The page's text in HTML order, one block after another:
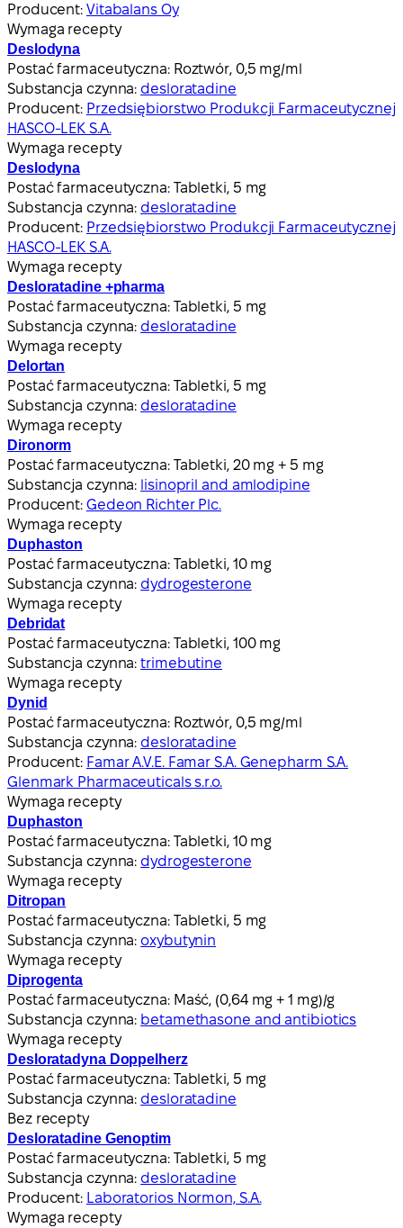
Producent: Vitabalans Oy
Wymaga recepty
Deslodyna
Postać farmaceutyczna: Roztwór, 0,5 mg/ml
Substancja czynna: desloratadine
Producent: Przedsiębiorstwo Produkcji Farmaceutycznej
HASCO-LEK S.A.
Wymaga recepty
Deslodyna
Postać farmaceutyczna: Tabletki, 5 mg
Substancja czynna: desloratadine
Producent: Przedsiębiorstwo Produkcji Farmaceutycznej
HASCO-LEK S.A.
Wymaga recepty
Desloratadine +pharma
Postać farmaceutyczna: Tabletki, 5 mg
Substancja czynna: desloratadine
Wymaga recepty
Delortan
Postać farmaceutyczna: Tabletki, 5 mg
Substancja czynna: desloratadine
Wymaga recepty
Dironorm
Postać farmaceutyczna: Tabletki, 20 mg + 5 mg
Substancja czynna: lisinopril and amlodipine
Producent: Gedeon Richter Plc.
Wymaga recepty
Duphaston
Postać farmaceutyczna: Tabletki, 10 mg
Substancja czynna: dydrogesterone
Wymaga recepty
Debridat
Postać farmaceutyczna: Tabletki, 100 mg
Substancja czynna:trimebutine
Wymaga recepty
Dynid
Postać farmaceutyczna: Roztwór, 0,5 mg/ml
Substancja czynna: desloratadine
Producent: Famar A.V.E. Famar S.A. Genepharm S.A.
Glenmark Pharmaceuticals s.r.o.
Wymaga recepty
Duphaston
Postać farmaceutyczna: Tabletki, 10 mg
Substancja czynna: dydrogesterone
Wymaga recepty
Ditropan
Postać farmaceutyczna: Tabletki, 5 mg
Substancja czynna: oxybutynin
Wymaga recepty
Diprogenta
Postać farmaceutyczna: Maść, (0,64 mg + 1 mg)/g
Substancja czynna: betamethasone and antibiotics
Wymaga recepty
Desloratadyna Doppelherz
Postać farmaceutyczna: Tabletki, 5 mg
Substancja czynna: desloratadine
Bez recepty
Desloratadine Genoptim
Postać farmaceutyczna: Tabletki, 5 mg
Substancja czynna: desloratadine
Producent: Laboratorios Normon, S.A.
Wymaga recepty